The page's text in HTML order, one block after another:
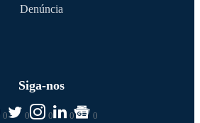
Denúncia
Siga-nos
0 0 0 0 0